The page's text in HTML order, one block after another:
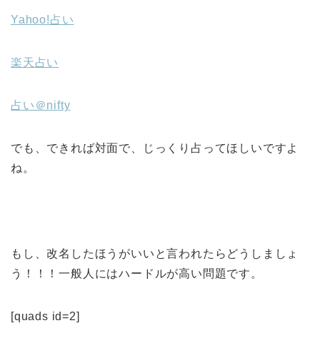
Yahoo!占い
楽天占い
占い＠nifty
でも、できれば対面で、じっくり占ってほしいですよ
ね。
もし、改名したほうがいいと言われたらどうしましょ
う！！！一般人にはハードルが高い問題です。
[quads id=2]